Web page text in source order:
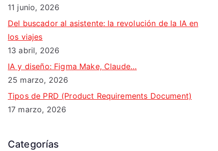
11 junio, 2026
Del buscador al asistente: la revolución de la IA en
los viajes
13 abril, 2026
IA y diseño: Figma Make, Claude…
25 marzo, 2026
Tipos de PRD (Product Requirements Document)
17 marzo, 2026
Categorías